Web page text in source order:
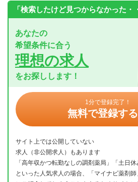
「検索したけど見つからなかった・
あなたの
希望条件に合う
理想の求人
をお探しします！
1分で登録完了！
無料で登録する
サイト上では公開していない
求人（非公開求人）もあります
「高年収かつ転勤なしの調剤薬局」「土日
といった人気求人の場合、「マイナビ薬剤